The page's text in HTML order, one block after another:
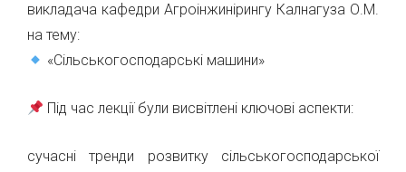
викладача кафедри Агроінжинірингу Калнагуза О.М.
на тему:
«Сільськогосподарські машини»
Під час лекції були висвітлені ключові аспекти:
сучасні тренди розвитку сільськогосподарської